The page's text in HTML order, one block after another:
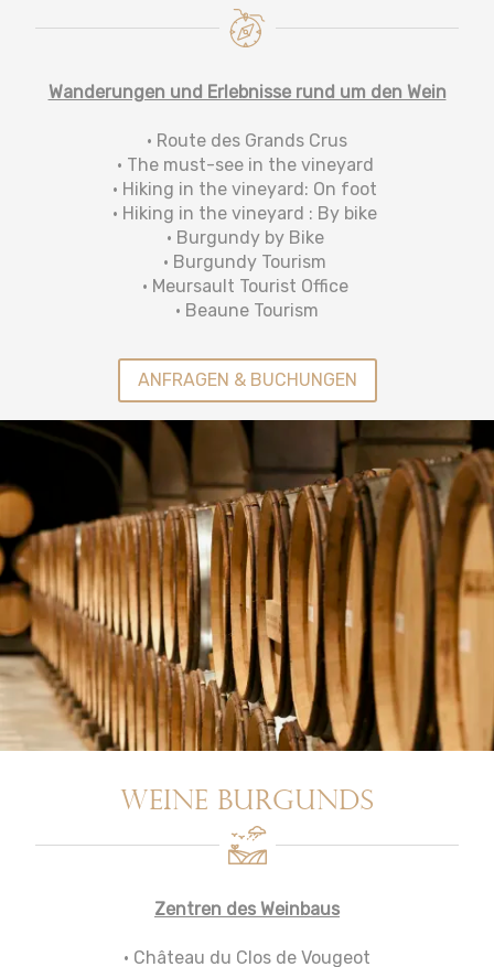
Wanderungen und Erlebnisse rund um den Wein
• Route des Grands Crus
• The must-see in the vineyard
• Hiking in the vineyard: On foot
• Hiking in the vineyard : By bike
• Burgundy by Bike
• Burgundy Tourism
• Meursault Tourist Office
• Beaune Tourism
ANFRAGEN & BUCHUNGEN
Weine Burgunds
Zentren des Weinbaus
• Château du Clos de Vougeot